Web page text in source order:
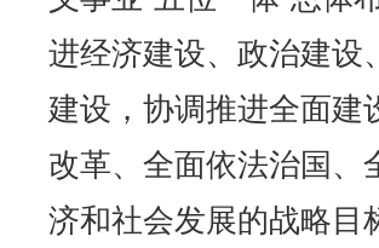
进经济建设、政治建设
建设，协调推进全面建
改革、全面依法治国、
济和社会发展的战略目